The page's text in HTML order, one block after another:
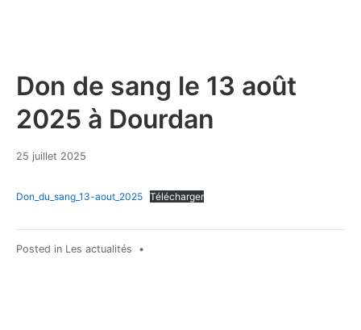
Don de sang le 13 août
2025 à Dourdan
25 juillet 2025
Don_du_sang_13-aout_2025 Télécharger
Posted in Les actualités •